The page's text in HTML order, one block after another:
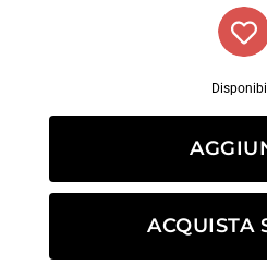
ACQUISTA